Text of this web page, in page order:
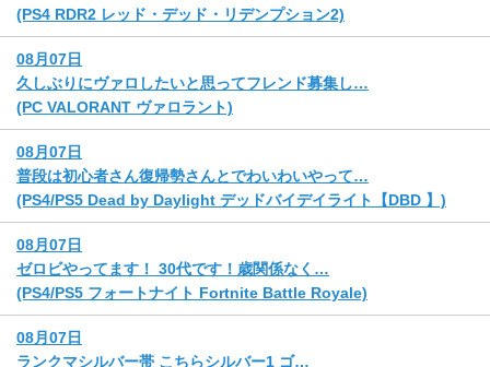
(PS4 RDR2 レッド・デッド・リデンプション2)
08月07日
久しぶりにヴァロしたいと思ってフレンド募集し…
(PC VALORANT ヴァロラント)
08月07日
普段は初心者さん復帰勢さんとでわいわいやって…
(PS4/PS5 Dead by Daylight デッドバイデイライト【DBD 】)
08月07日
ゼロビやってます！ 30代です！歳関係なく…
(PS4/PS5 フォートナイト Fortnite Battle Royale)
08月07日
ランクマシルバー帯 こちらシルバー1 ゴ…